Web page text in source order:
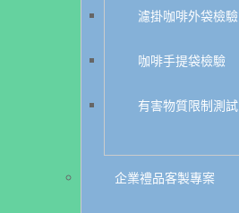
濾掛咖啡外袋檢驗
咖啡手提袋檢驗
有害物質限制測試
企業禮品客製專案